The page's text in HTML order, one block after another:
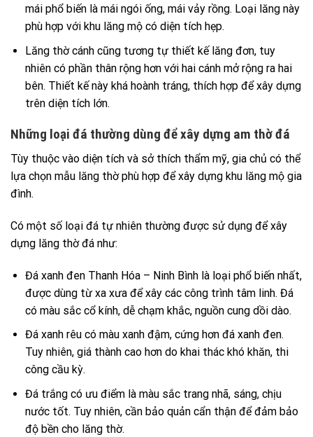
mái phổ biến là mái ngói ống, mái vảy rồng. Loại lăng này
phù hợp với khu lăng mộ có diện tích hẹp.
Lăng thờ cánh cũng tương tự thiết kế lăng đơn, tuy
nhiên có phần thân rộng hơn với hai cánh mở rộng ra hai
bên. Thiết kế này khá hoành tráng, thích hợp để xây dựng
trên diện tích lớn.
Những loại đá thường dùng để xây dựng am thờ đá
Tùy thuộc vào diện tích và sở thích thẩm mỹ, gia chủ có thể
lựa chọn mẫu lăng thờ phù hợp để xây dựng khu lăng mộ gia
đình.
Có một số loại đá tự nhiên thường được sử dụng để xây
dựng lăng thờ đá như:
Đá xanh đen Thanh Hóa – Ninh Bình là loại phổ biến nhất,
được dùng từ xa xưa để xây các công trình tâm linh. Đá
có màu sắc cổ kính, dễ chạm khắc, nguồn cung dồi dào.
Đá xanh rêu có màu xanh đậm, cứng hơn đá xanh đen.
Tuy nhiên, giá thành cao hơn do khai thác khó khăn, thi
công cầu kỳ.
Đá trắng có ưu điểm là màu sắc trang nhã, sáng, chịu
nước tốt. Tuy nhiên, cần bảo quản cẩn thận để đảm bảo
độ bền cho lăng thờ.